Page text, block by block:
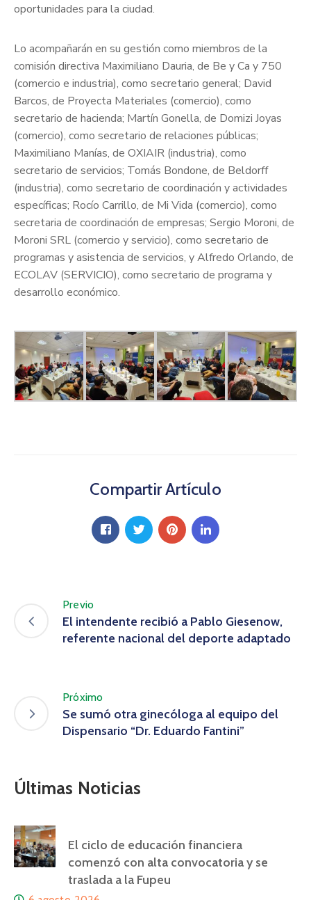
oportunidades para la ciudad.
Lo acompañarán en su gestión como miembros de la
comisión directiva Maximiliano Dauria, de Be y Ca y 750
(comercio e industria), como secretario general; David
Barcos, de Proyecta Materiales (comercio), como
secretario de hacienda; Martín Gonella, de Domizi Joyas
(comercio), como secretario de relaciones públicas;
Maximiliano Manías, de OXIAIR (industria), como
secretario de servicios; Tomás Bondone, de Beldorff
(industria), como secretario de coordinación y actividades
específicas; Rocío Carrillo, de Mi Vida (comercio), como
secretaria de coordinación de empresas; Sergio Moroni, de
Moroni SRL (comercio y servicio), como secretario de
programas y asistencia de servicios, y Alfredo Orlando, de
ECOLAV (SERVICIO), como secretario de programa y
desarrollo económico.
Compartir Artículo
Previo
El intendente recibió a Pablo Giesenow,
referente nacional del deporte adaptado
Próximo
Se sumó otra ginecóloga al equipo del
Dispensario “Dr. Eduardo Fantini”
Últimas Noticias
El ciclo de educación financiera
comenzó con alta convocatoria y se
traslada a la Fupeu